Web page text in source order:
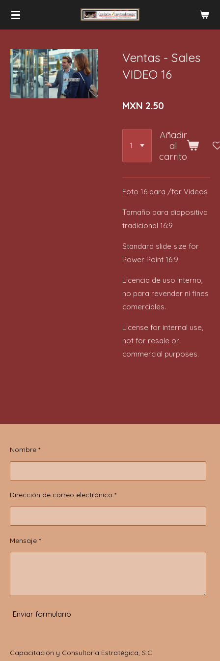
principal
Ventas - Sales
VIDEO 16
MXN 2.50
Añadir
al
carrito
Foto 16 para /for Videos
Tamaño para diapositiva
tradicional 16:9
Standard slide size for
Power Point 16:9
Licencia de uso interno,
no para revender ni fines
comerciales.
License for internal use,
not for resale or
commercial purposes.
Nombre *
Dirección de correo electrónico *
Mensaje *
Enviar formulario
Capacitación y Consultoría Estratégica, S.C.